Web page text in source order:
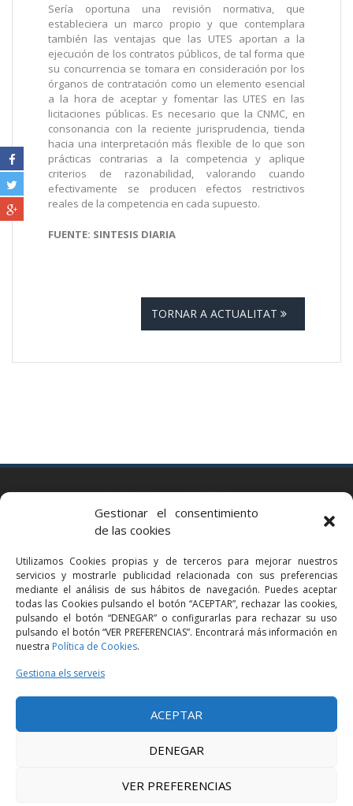
Gestionar el consentimiento
de las cookies
Utilizamos Cookies propias y de terceros para mejorar nuestros
servicios y mostrarle publicidad relacionada con sus preferencias
mediante el análisis de sus hábitos de navegación. Puedes aceptar
todas las Cookies pulsando el botón “ACEPTAR”, rechazar las cookies,
pulsando el botón “DENEGAR” o configurarlas para rechazar su uso
pulsando el botón “VER PREFERENCIAS”. Encontrará más información en
nuestra Política de Cookies.
Gestiona els serveis
ACEPTAR
DENEGAR
VER PREFERENCIAS
Sería oportuna una revisión normativa, que
estableciera un marco propio y que contemplara
también las ventajas que las UTES aportan a la
ejecución de los contratos públicos, de tal forma que
su concurrencia se tomara en consideración por los
órganos de contratación como un elemento esencial
a la hora de aceptar y fomentar las UTES en las
licitaciones públicas. Es necesario que la CNMC, en
consonancia con la reciente jurisprudencia, tienda
hacia una interpretación más flexible de lo que son
prácticas contrarias a la competencia y aplique
criterios de razonabilidad, valorando cuando
efectivamente se producen efectos restrictivos
reales de la competencia en cada supuesto.
FUENTE: SINTESIS DIARIA
TORNAR A ACTUALITAT
Via Augusta 2 bis, 3º, 08006 Barcelona
bcn@bellavistalegal.eu
GRANOLLERS
C/ Sant Jaume, 16 1r, 08401 Granollers (Bcn)
+34 93 860 39 60
grn@bellavistalegal.eu
MADRID
+34 91 431 98 21 | +34 91 431 98 95
mad@bellavistalegal.eu
© 2016 Bellavista Legal - Tots els drets reservats -